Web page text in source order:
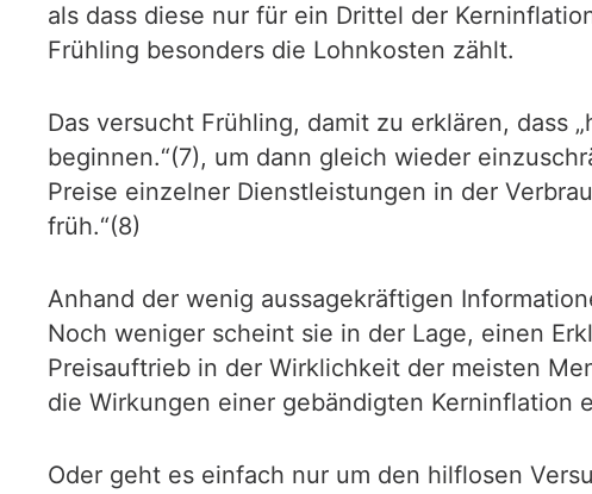
als dass diese nur für ein Drittel der
Frühling besonders die Lohnkosten zählt.
Das versucht Frühling, damit zu erklären, dass
beginnen.“(7), um dann gleich wieder
Preise einzelner Dienstleistungen in der
früh.“(8)
Anhand der wenig aussagekräftigen
Noch weniger scheint sie in der Lage, einen
Preisauftrieb in der Wirklichkeit der meisten
die Wirkungen einer gebändigten Kerninflation
Oder geht es einfach nur um den hilflosen